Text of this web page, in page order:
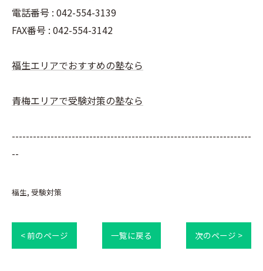
電話番号 : 042-554-3139
FAX番号 : 042-554-3142
福生エリアでおすすめの塾なら
青梅エリアで受験対策の塾なら
--------------------------------------------------------------------
--
福生 受験対策
< 前のページ 一覧に戻る 次のページ >